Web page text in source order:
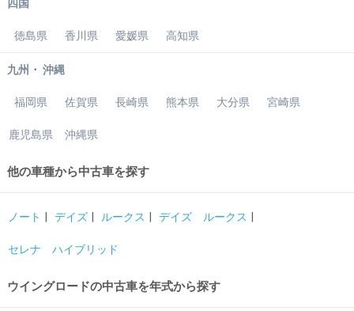
四国
徳島県 香川県 愛媛県 高知県
九州 ・ 沖縄
福岡県 佐賀県 長崎県 熊本県 大分県 宮崎県
鹿児島県 沖縄県
他の車種から中古車を探す
ノート デイズ ルークス デイズ ルークス
セレナ ハイブリッド
ウイングロードの中古車を年式から探す